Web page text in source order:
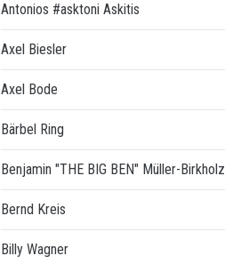
Antonios #asktoni Askitis
Axel Biesler
Axel Bode
Bärbel Ring
Benjamin "THE BIG BEN" Müller-Birkholz
Bernd Kreis
Billy Wagner